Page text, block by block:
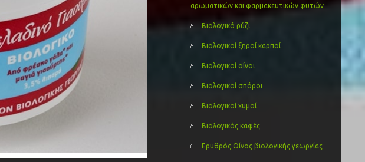
αρωματικών και φαρμακευτικών φυτών
Βιολογικό ρύζι
Βιολογικοί ξηροί καρποί
Βιολογικοί οίνοι
Βιολογικοί σπόροι
Βιολογικοί χυμοί
Βιολογικός καφές
Ερυθρός Οίνος βιολογικής γεωργίας